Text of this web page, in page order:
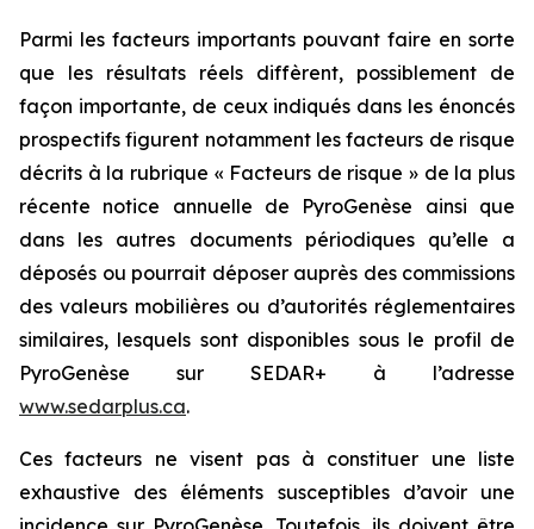
Parmi les facteurs importants pouvant faire en sorte
que les résultats réels diffèrent, possiblement de
façon importante, de ceux indiqués dans les énoncés
prospectifs figurent notamment les facteurs de risque
décrits à la rubrique « Facteurs de risque » de la plus
récente notice annuelle de PyroGenèse ainsi que
dans les autres documents périodiques qu’elle a
déposés ou pourrait déposer auprès des commissions
des valeurs mobilières ou d’autorités réglementaires
similaires, lesquels sont disponibles sous le profil de
PyroGenèse sur SEDAR+ à l’adresse
www.sedarplus.ca.
Ces facteurs ne visent pas à constituer une liste
exhaustive des éléments susceptibles d’avoir une